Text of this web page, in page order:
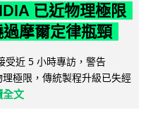
已近物理極限
摩爾定律瓶頸
受近 5 小時專訪，警告
極限，傳統製程升級已失經
全文